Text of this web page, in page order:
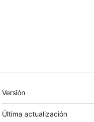
Meta
Versión
Última actualización